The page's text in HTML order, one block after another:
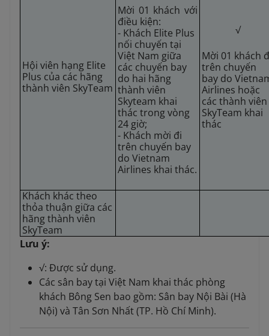
Hội viên hạng Elite
Plus của các hãng
thành viên SkyTeam
Mời 01 khách với
điều kiện:
- Khách Elite Plus
nối chuyến tại
Việt Nam giữa
các chuyến bay
do hai hãng
thành viên
Skyteam khai
thác trong vòng
24 giờ;
- Khách mời đi
trên chuyến bay
do Vietnam
Airlines khai thác.
√
Mời 01 khách
trên chuyến
bay do
Airlines hoặc
các thành viên
SkyTeam khai
thác
Khách khác theo
thỏa thuận giữa các
hãng thành viên
SkyTeam
Lưu ý:
√: Được sử dụng.
Các sân bay tại Việt Nam khai thác phòng
khách Bông Sen bao gồm: Sân bay Nội Bài (Hà
Nội) và Tân Sơn Nhất (TP. Hồ Chí Minh).